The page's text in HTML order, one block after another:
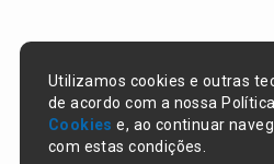
Utilizamos cookies e outras
de acordo com a nossa
Cookies e, ao continuar
com estas condições.